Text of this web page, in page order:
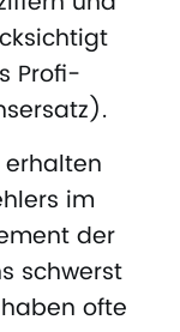
Profi-
im
der
schwerst
ofte